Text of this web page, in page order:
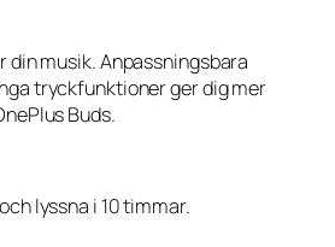
din musik. Anpassningsbara
tryckfunktioner ger dig mer
Buds.
lyssna i 10 timmar.